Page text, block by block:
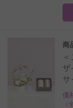
商
ザ
サ
価
（